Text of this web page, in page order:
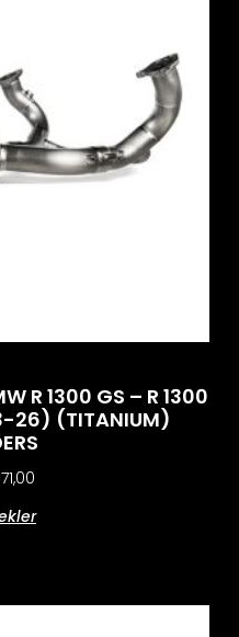
R 1300 GS – R 1300
26) (TITANIUM)